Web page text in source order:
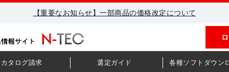
【重要なお知らせ】一部商品の価格改定について
カタログ請求 選定ガイド 各種ソフトダウン